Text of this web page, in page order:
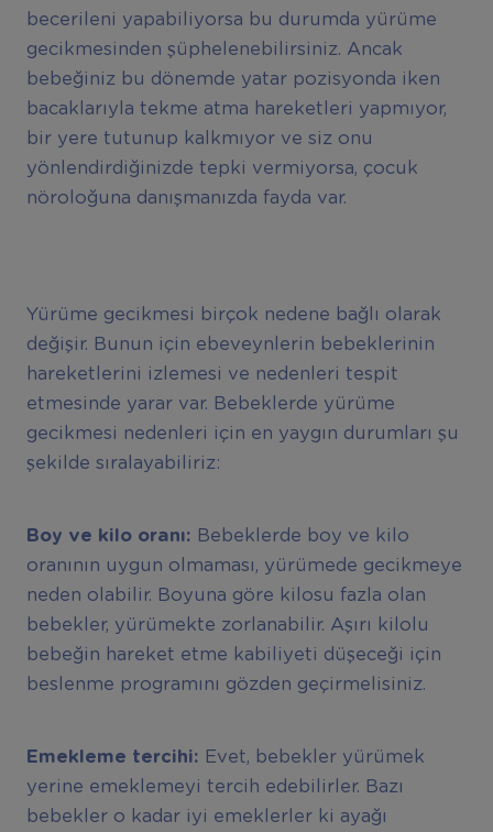
becerileni yapabiliyorsa bu durumda yürüme
gecikmesinden şüphelenebilirsiniz. Ancak
bebeğiniz bu dönemde yatar pozisyonda iken
bacaklarıyla tekme atma hareketleri yapmıyor,
bir yere tutunup kalkmıyor ve siz onu
yönlendirdiğinizde tepki vermiyorsa, çocuk
nöroloğuna danışmanızda fayda var.
Yürüme gecikmesi birçok nedene bağlı olarak
değişir. Bunun için ebeveynlerin bebeklerinin
hareketlerini izlemesi ve nedenleri tespit
etmesinde yarar var. Bebeklerde yürüme
gecikmesi nedenleri için en yaygın durumları şu
şekilde sıralayabiliriz:
Boy ve kilo oranı: Bebeklerde boy ve kilo
oranının uygun olmaması, yürümede gecikmeye
neden olabilir. Boyuna göre kilosu fazla olan
bebekler, yürümekte zorlanabilir. Aşırı kilolu
bebeğin hareket etme kabiliyeti düşeceği için
beslenme programını gözden geçirmelisiniz.
Emekleme tercihi: Evet, bebekler yürümek
yerine emeklemeyi tercih edebilirler. Bazı
bebekler o kadar iyi emeklerler ki ayağı